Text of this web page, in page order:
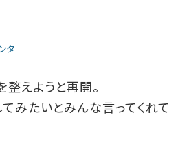
タ
えようと再開。
みたいとみんな言ってくれて